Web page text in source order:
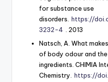
for substance use
disorders. https://
3232-4 . 2013
Natsch, A. What
of body odour and
ingredients. CHIMIA
Chemistry. https://